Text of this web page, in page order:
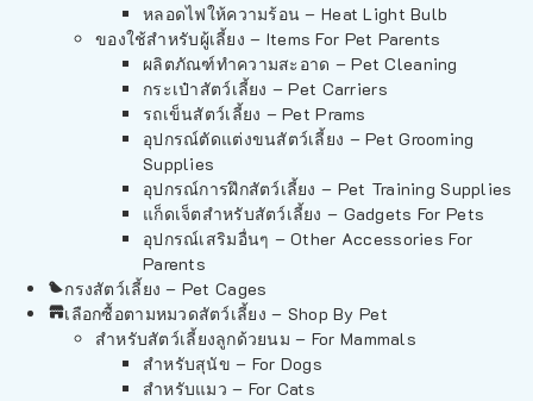
หลอดไฟให้ความร้อน – Heat Light Bulb
ของใช้สำหรับผู้เลี้ยง – Items For Pet Parents
ผลิตภัณฑ์ทำความสะอาด – Pet Cleaning
กระเป๋าสัตว์เลี้ยง – Pet Carriers
รถเข็นสัตว์เลี้ยง – Pet Prams
อุปกรณ์ตัดแต่งขนสัตว์เลี้ยง – Pet Grooming
Supplies
อุปกรณ์การฝึกสัตว์เลี้ยง – Pet Training Supplies
แก็ดเจ็ตสำหรับสัตว์เลี้ยง – Gadgets For Pets
อุปกรณ์เสริมอื่นๆ – Other Accessories For
Parents
กรงสัตว์เลี้ยง – Pet Cages
เลือกซื้อตามหมวดสัตว์เลี้ยง – Shop By Pet
สำหรับสัตว์เลี้ยงลูกด้วยนม – For Mammals
สำหรับสุนัข – For Dogs
สำหรับแมว – For Cats